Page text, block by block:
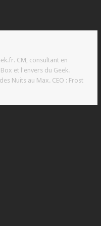
CM, consultant en
et l'envers du Geek.
Nuits au Max. CEO : Frost